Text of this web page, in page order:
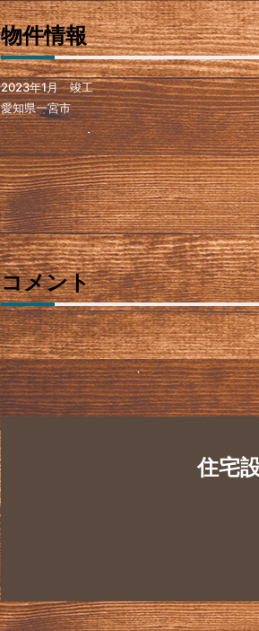
物件情報
2023年1月 竣工
愛知県一宮市
コメント
住宅